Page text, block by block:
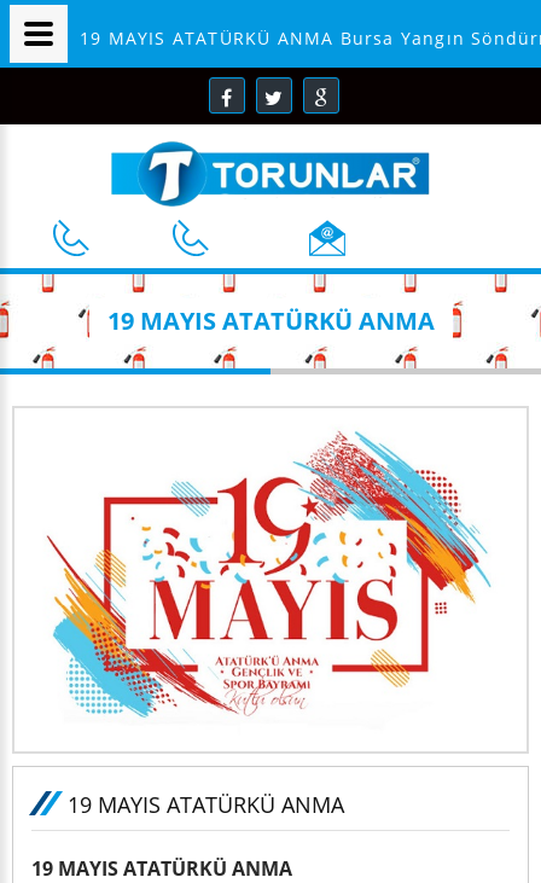
19 MAYIS ATATÜRKÜ ANMA
19 MAYIS ATATÜRKÜ ANMA
19 MAYIS ATATÜRKÜ ANMA
19 MAYIS ATATÜRKÜ ANMA Bursa Yangın